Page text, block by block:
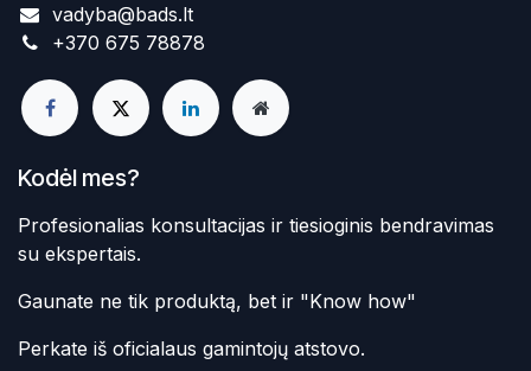
vadyba@bads.lt
+370 675 78878
Kodėl mes?
Profesionalias konsultacijas ir tiesioginis bendravimas
su ekspertais.
Gaunate ne tik produktą, bet ir "Know how"
Perkate iš oficialaus gamintojų atstovo.